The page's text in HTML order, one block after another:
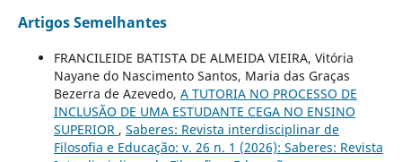
Artigos Semelhantes
FRANCILEIDE BATISTA DE ALMEIDA VIEIRA, Vitória
Nayane do Nascimento Santos, Maria das Graças
Bezerra de Azevedo, A TUTORIA NO PROCESSO DE
INCLUSÃO DE UMA ESTUDANTE CEGA NO ENSINO
SUPERIOR , Saberes: Revista interdisciplinar de
Filosofia e Educação: v. 26 n. 1 (2026): Saberes: Revista